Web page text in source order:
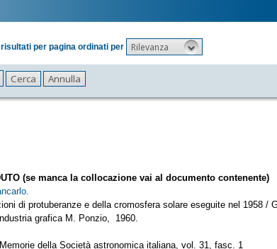
risultati per pagina ordinati per Rilevanza